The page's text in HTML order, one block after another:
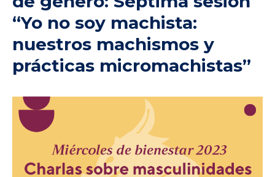
“Yo no soy machista:
nuestros machismos y
prácticas micromachistas”